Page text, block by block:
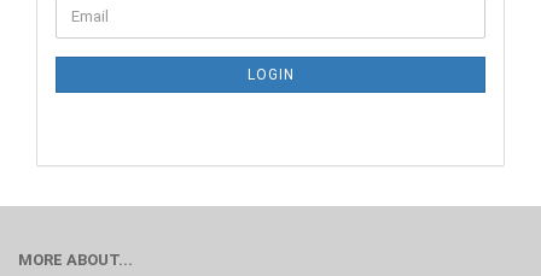
TO
PAGE
Email
LOGIN
MORE ABOUT...